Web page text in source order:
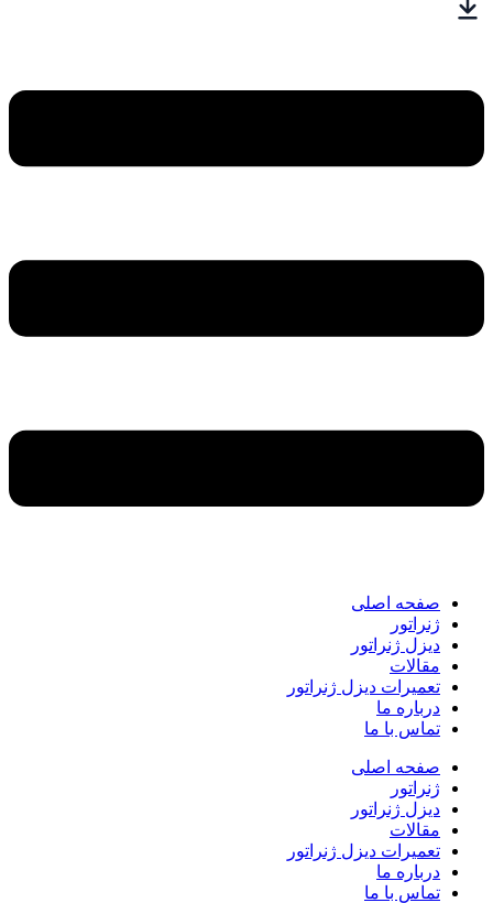
صفحه اصلی
ژنراتور
دیزل ژنراتور
مقالات
تعمیرات دیزل ژنراتور
درباره ما
تماس با ما
صفحه اصلی
ژنراتور
دیزل ژنراتور
مقالات
تعمیرات دیزل ژنراتور
درباره ما
تماس با ما